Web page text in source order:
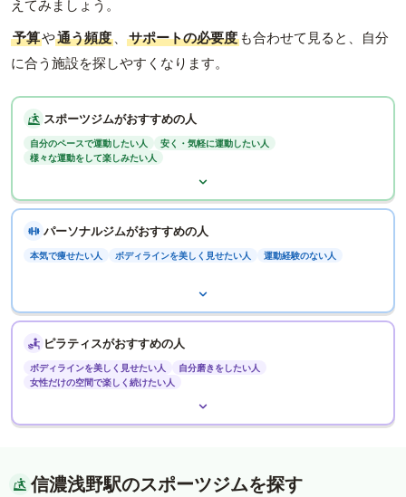
えてみましょう。
予算や通う頻度 、 サポートの必要度 も合わせて見ると、自分
に合う施設を探しやすくなります。
スポーツジムがおすすめの人
自分のペースで運動したい人
安く・気軽に運動したい人
様々な運動をして楽しみたい人
パーソナルジムがおすすめの人
本気で痩せたい人 ボディラインを美しく見せたい人 運動経験のない人
ピラティスがおすすめの人
ボディラインを美しく見せたい人
自分磨きをしたい人
女性だけの空間で楽しく続けたい人
信濃浅野駅のスポーツジムを探す